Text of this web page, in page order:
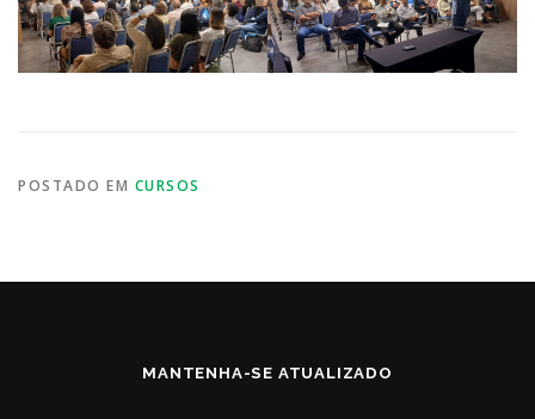
POSTADO EM CURSOS
MANTENHA-SE ATUALIZADO